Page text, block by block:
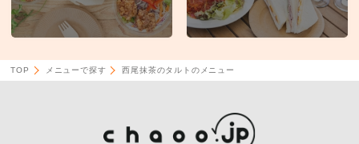
TOP メニューで探す 西尾抹茶のタルトのメニュー